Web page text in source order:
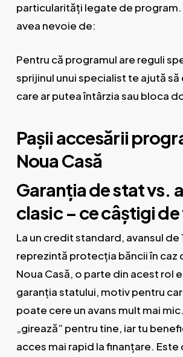
particularități legate de program.
avea nevoie de:
Pentru că programul are reguli
sprijinul unui specialist te ajută
care ar putea întârzia sau bloca
Pașii accesării
Noua Casă
Garanția de stat vs.
clasic – ce câștigi
La un credit standard, avansul de
reprezintă protecția băncii în caz
Noua Casă, o parte din acest rol
garanția statului, motiv pentru
poate cere un avans mult mai
„girează” pentru tine, iar tu
acces mai rapid la finanțare. Este